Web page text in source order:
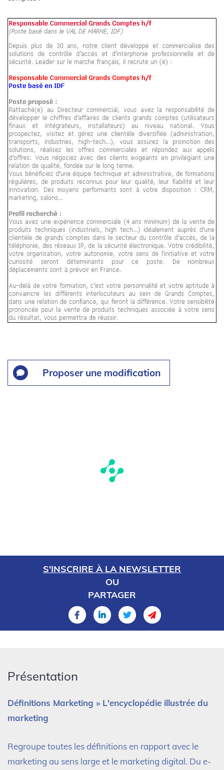
Proposer une modification
S'INSCRIRE À LA NEWSLETTER
OU
PARTAGER
Présentation
Définitions Marketing » L'encyclopédie illustrée du
marketing
Regroupe toutes les définitions en rapport avec le
marketing au sens large et le marketing digital. Du e-